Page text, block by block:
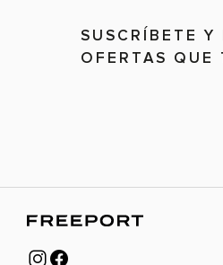
SUSCRÍBETE Y
OFERTAS QUE